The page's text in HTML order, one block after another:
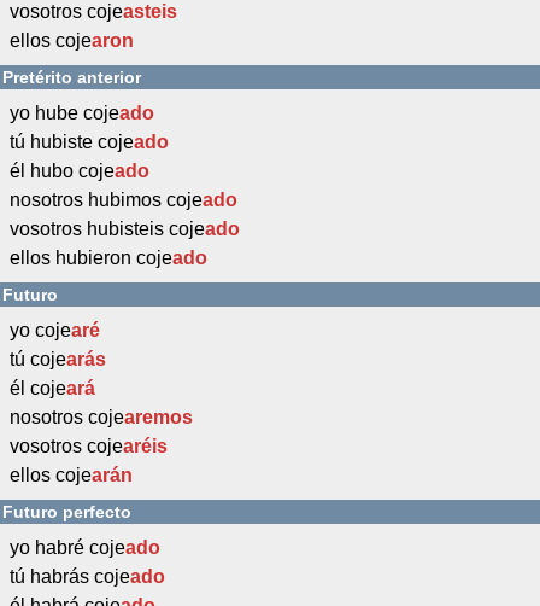
vosotros cojeasteis
ellos cojearon
Pretérito anterior
yo hube cojeado
tú hubiste cojeado
él hubo cojeado
nosotros hubimos cojeado
vosotros hubisteis cojeado
ellos hubieron cojeado
Futuro
yo cojearé
tú cojearás
él cojeará
nosotros cojearemos
vosotros cojearéis
ellos cojearán
Futuro perfecto
yo habré cojeado
tú habrás cojeado